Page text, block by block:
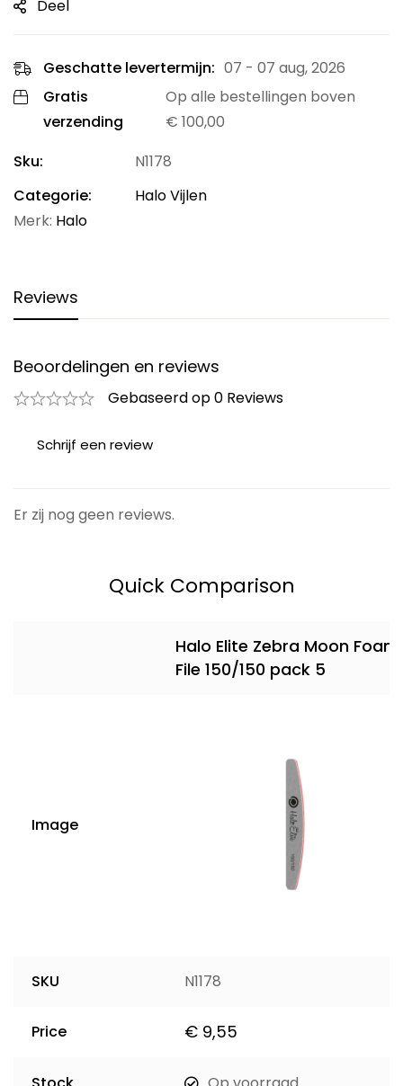
Deel
Geschatte levertermijn: 07 - 07 aug, 2026
Gratis
verzending
Op alle bestellingen boven
€ 100,00
Sku:
N1178
Categorie:
Halo Vijlen
Merk: Halo
Reviews
Beoordelingen en reviews
Gebaseerd op 0 Reviews
Schrijf een review
Er zij nog geen reviews.
Quick Comparison
Halo Elite Zebra Moon Foam
File 150/150 pack 5
Image
SKU N1178
Price € 9,55